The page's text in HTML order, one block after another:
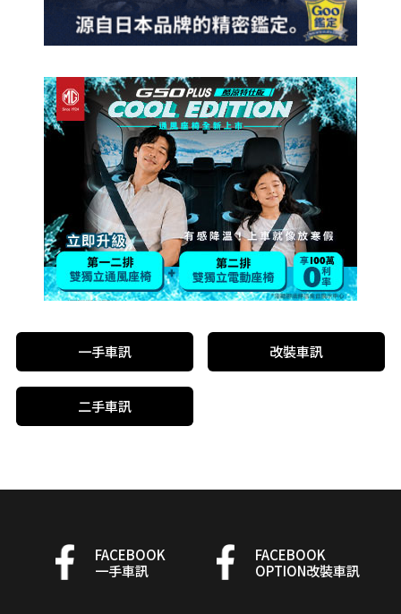
一手車訊 改裝車訊
二手車訊
FACEBOOK
一手車訊
FACEBOOK
OPTION改裝車訊